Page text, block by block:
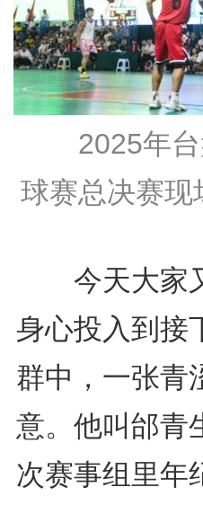
2025年
球赛总决赛现
今天大家又
身心投入到接
群中，一张青
意。他叫邰青
次赛事组里年